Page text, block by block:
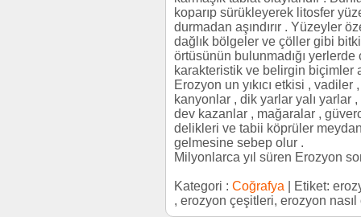
koparıp sürükleyerek litosfer
durmadan aşındırır . Yüzeyler
dağlık bölgeler ve çöller gibi bitki
örtüsünün bulunmadığı yerlerde
karakteristik ve belirgin biçimler
Erozyon un yıkıcı etkisi , vadiler ,
kanyonlar , dik yarlar yalı yarlar
dev kazanlar , mağaralar ,
delikleri ve tabii köprüler
gelmesine sebep
Milyonlarca yıl süren Erozyon
Kategori : Coğrafya | Etiket:
, erozyon çeşitleri, erozyon nasıl